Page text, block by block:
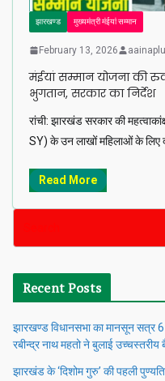
झारखण्ड मुख्यमंत्री मंईयां सम्मान
February 13, 2026
मंईयां सम्मान योजना की
भुगतान, सरकार का निर्देश
रांची: झारखंड सरकार की
SY) के उन लाखों महिलाओं के लिए
Read More
Recent Posts
झारखण्ड विधानसभा का मानसून
रबीन्द्र नाथ महतो ने बुलाई उच्चस्तरीय
झारखंड के ‘दिशोम गुरु’ की पहली